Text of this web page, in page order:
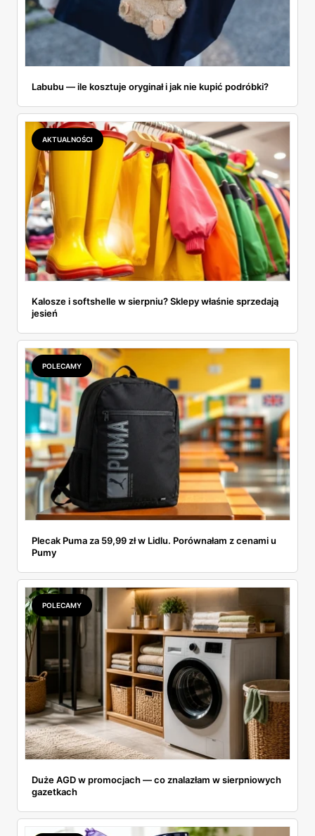
Labubu — ile kosztuje oryginał i jak nie kupić podróbki?
AKTUALNOŚCI
Kalosze i softshelle w sierpniu? Sklepy właśnie sprzedają
jesień
POLECAMY
Plecak Puma za 59,99 zł w Lidlu. Porównałam z cenami u
Pumy
POLECAMY
Duże AGD w promocjach — co znalazłam w sierpniowych
gazetkach